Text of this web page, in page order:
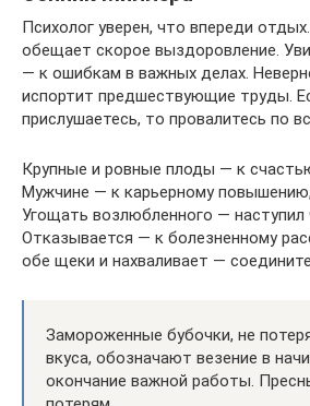
Психолог уверен, что впереди
обещает скорое выздоровление.
— к ошибкам в важных делах.
испортит предшествующие труды.
прислушаетесь, то провалитесь по
Крупные и ровные плоды — к
Мужчине — к карьерному повышению,
Угощать возлюбленного — наступил
Отказывается — к болезненному
обе щеки и нахваливает —
Замороженные бубочки, не
вкуса, обозначают везение в
окончание важной работы.